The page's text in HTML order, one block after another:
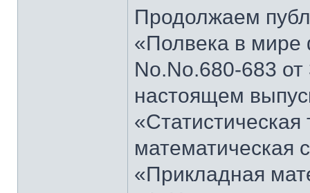
Продолжаем
«Полвека в мире
No.No.680-683
настоящем
«Статистическая
математическая
«Прикладная